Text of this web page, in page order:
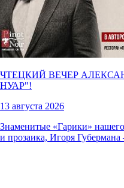
ЧТЕЦКИЙ ВЕЧЕР
НУАР"!
13 августа 2026
Знаменитые «Гарики»
и прозаика, Игоря